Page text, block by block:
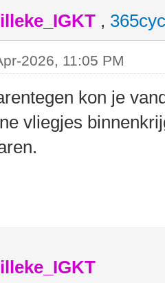
,
2026, 11:05 PM
kon je
vliegjes